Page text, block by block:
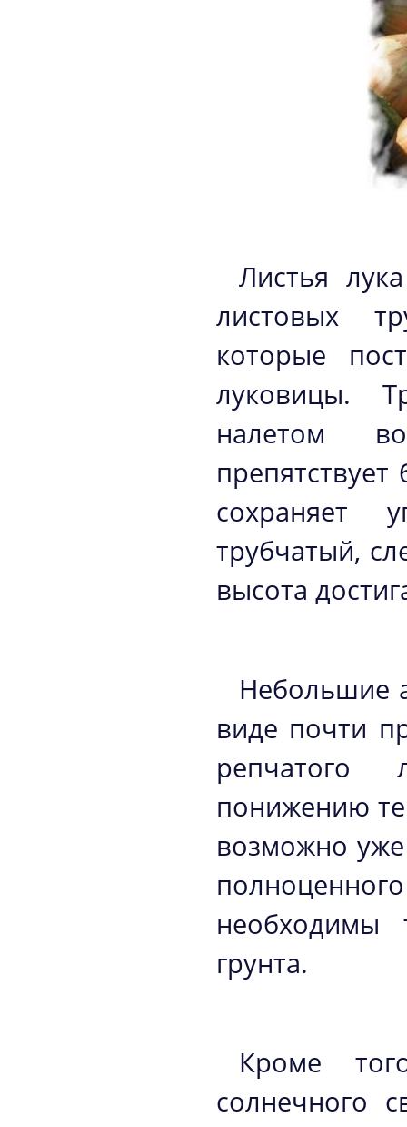
Листья
листовых
которые
луковицы.
налетом
сохраняет
трубчатый,
высота
Небольшие
виде почти
репчатого
понижению
возможно
необходимы
грунта.
Кроме
солнечного